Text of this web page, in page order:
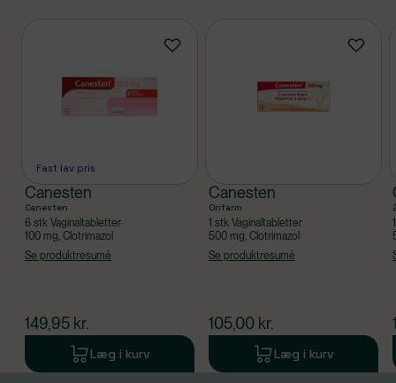
Fast lav pris
Canesten
Canesten
6 stk Vaginaltabletter
100 mg, Clotrimazol
Se produktresumé
$nuværende pris
149,95 kr.
Læg i kurv
Canesten
Orifarm
1 stk Vaginaltabletter
500 mg, Clotrimazol
Se produktresumé
$nuværende pris
105,00 kr.
Læg i kurv